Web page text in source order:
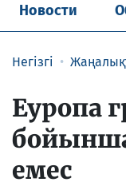
Новости
Негізгі
Еуропа
емес